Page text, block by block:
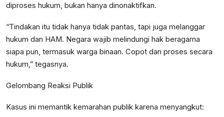
diproses hukum, bukan hanya dinonaktifkan.
“Tindakan itu tidak hanya tidak pantas, tapi juga melanggar
hukum dan HAM. Negara wajib melindungi hak beragama
siapa pun, termasuk warga binaan. Copot dan proses secara
hukum,” tegasnya.
Gelombang Reaksi Publik
Kasus ini memantik kemarahan publik karena menyangkut: